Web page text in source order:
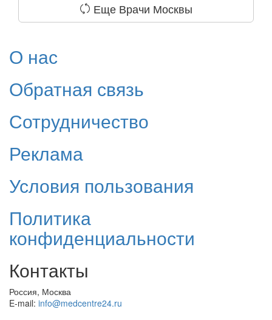
Еще Врачи Москвы
О нас
Обратная связь
Сотрудничество
Реклама
Условия пользования
Политика
конфиденциальности
Контакты
Россия, Москва
E-mail: info@medcentre24.ru